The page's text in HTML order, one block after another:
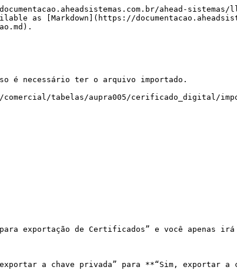
ahead-sistemas/
as [Markdown](https://
é necessário ter o arquivo importado.
tabelas/aupra005/cerificado_digital/
exportação de Certificados” e você apenas
a chave privada” para **“Sim, exportar a